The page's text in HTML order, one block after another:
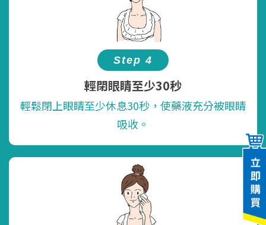
Step 4
輕閉眼睛至少30秒
輕鬆閉上眼睛至少休息30秒，使藥液充分被眼睛
吸收。